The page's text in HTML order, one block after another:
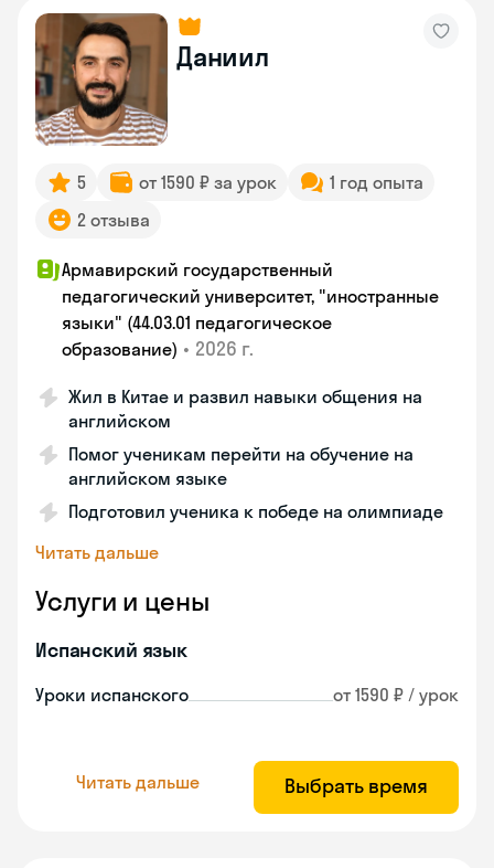
Даниил
5 от 1590 ₽ за урок
1 год опыта
2 отзыва
Армавирский государственный
педагогический университет, "иностранные
языки" (44.03.01 педагогическое
образование) • 2026 г.
Жил в Китае и развил навыки общения на
английском
Помог ученикам перейти на обучение на
английском языке
Подготовил ученика к победе на олимпиаде
Читать дальше
Услуги и цены
Испанский язык
Уроки испанского от 1590 ₽ / урок
Читать дальше Выбрать время